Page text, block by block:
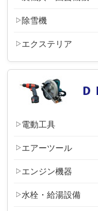
除雪機
エクステリア
電動工具
エアーツール
エンジン機器
水栓・給湯設備